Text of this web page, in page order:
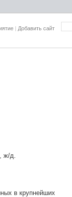
| Добавить сайт
ж/д.
в крупнейших